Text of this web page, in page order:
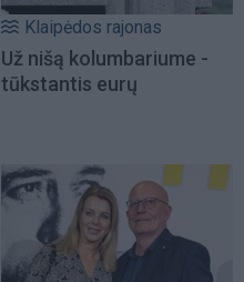
Klaipėdos rajonas
Už nišą kolumbariume -
tūkstantis eurų